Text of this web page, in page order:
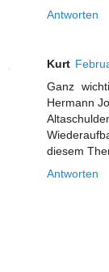
Antworten
Kurt
Ganz
Hermann
diesem
Antworten